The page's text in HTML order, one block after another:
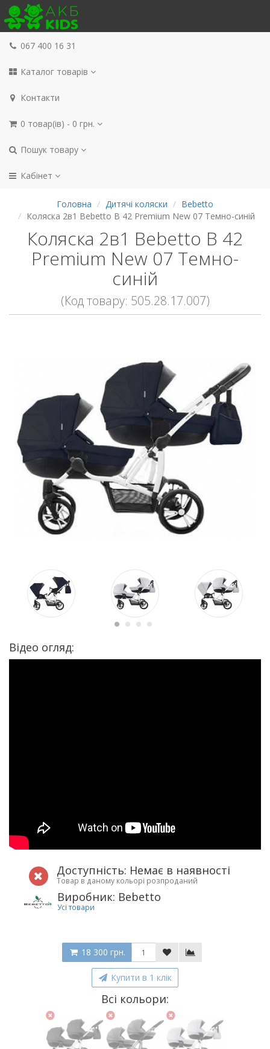
067 400 16 31
Каталог товарів
Контакти
0 товар(ів) - 0 грн.
Пошук товару
Кабінет
Головна Дитячі коляски
Bebetto
Коляска 2в1 Bebetto B 42 Premium New 07 Темно-синій
Коляска 2в1 Bebetto B 42
Premium New 07 Темно-
синій
(Код товару: 505.28.17.007)
Відео огляд:
Доступність: Немає в наявності
Товар в даному кольорі розпроданий
Виробник: Bebetto
Усі товари
18 300 грн.
Купити в 1 клік
Всі кольори: